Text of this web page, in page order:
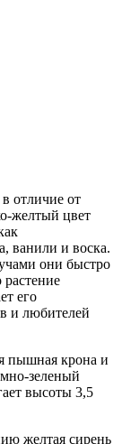
отличие от
желтый цвет
ванили и воска.
они быстро
его
и любителей
пышная крона и
зеленый
высоты 3,5
желтая сирень